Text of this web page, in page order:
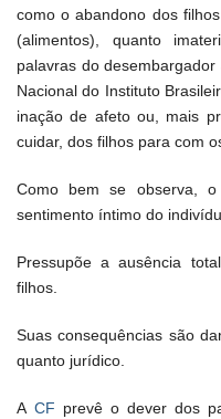
como o abandono dos
(alimentos), quanto
palavras do
Nacional do Instituto
inação de afeto ou, mais
cuidar, dos filhos para com
Como bem se observa,
sentimento íntimo do
Pressupõe a ausência
filhos.
Suas consequências são
quanto jurídico.
A CF prevê o dever dos